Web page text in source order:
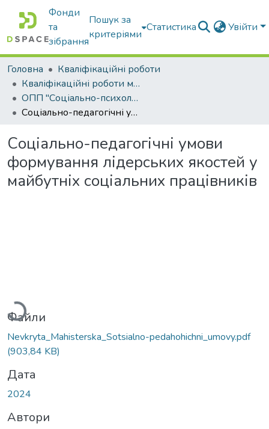
Фонди
та
зібрання
Пошук за
критеріями
Статистика Увійти
Головна
Кваліфікаційні роботи
Кваліфікаційні роботи магістрів
ОПП "Соціально-психологічна реабілітація"
Соціально-педагогічні умови формування лідерських якостей у майбутніх соціальних працівників
Соціально-педагогічні умови
формування лідерських якостей у
майбутніх соціальних працівників
Вантажиться...
Файли
Nevkryta_Mahisterska_Sotsialno-pedahohichni_umovy.pdf
(903,84 KB)
Дата
2024
Автори